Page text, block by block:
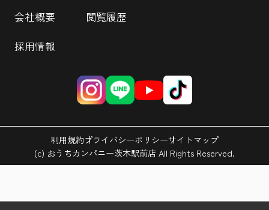
会社概要
採用情報
閲覧履歴
利用規約プライバシーポリシーサイトマップ
(c) おうちカンパニー茨木駅前店 All Rights Reserved.